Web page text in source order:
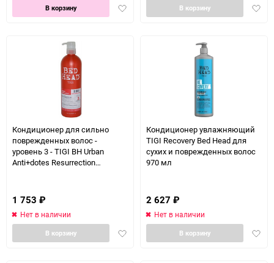
Добавить
В корзину В корзину
Кондиционер для сильно
поврежденных волос -
уровень 3 - TIGI BH Urban
Anti+dotes Resurrection
1 753 ₽
Нет в наличии
Добавить
В корзину
Кондиционер увлажняющий
TIGI Recovery Bed Head для
сухих и поврежденных волос
970 мл
2 627 ₽
Нет в наличии
В корзину